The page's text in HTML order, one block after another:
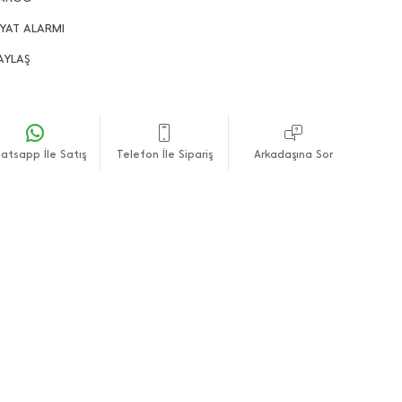
alışverişler dileriz.
ALARMI
İle Satış Telefon İle Sipariş Arkadaşına Sor